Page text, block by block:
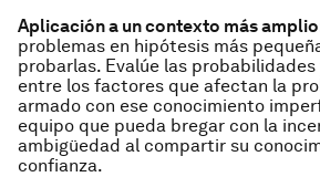
Aplicación a un contexto más amplio
problemas en hipótesis más
probarlas. Evalúe las
entre los factores que afectan la
armado con ese conocimiento
equipo que pueda bregar con la
ambigüedad al compartir su
confianza.